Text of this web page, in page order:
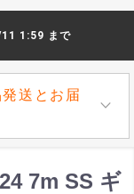
1:59 まで
送とお届
7m SS ギ